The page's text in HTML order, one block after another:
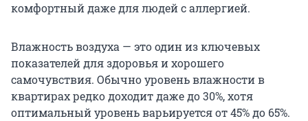
комфортный даже для людей с аллергией.
Влажность воздуха — это один из ключевых
показателей для здоровья и хорошего
самочувствия. Обычно уровень влажности в
квартирах редко доходит даже до 30%, хотя
оптимальный уровень варьируется от 45% до 65%.